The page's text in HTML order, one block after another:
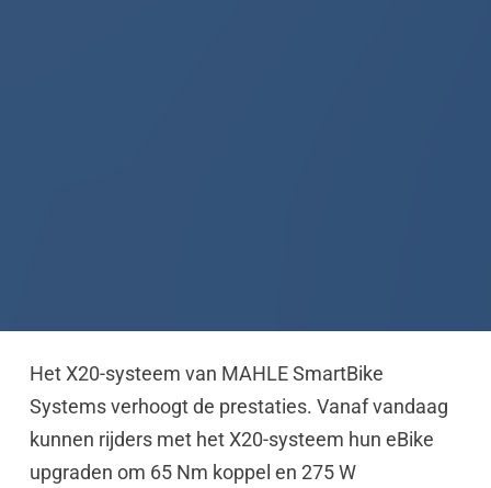
Het X20-systeem van MAHLE SmartBike
Systems verhoogt de prestaties. Vanaf vandaag
kunnen rijders met het X20-systeem hun eBike
upgraden om 65 Nm koppel en 275 W